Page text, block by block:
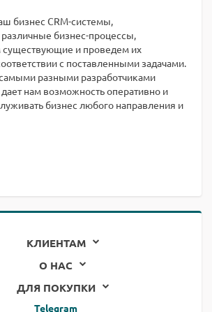
бизнес CRM-системы,
бизнес-процессы,
существующие и проведем их
с поставленными задачами.
разными разработчиками
нам возможность оперативно и
бизнес любого направления и
КЛИЕНТАМ
О НАС
ДЛЯ ПОКУПКИ
Telegram